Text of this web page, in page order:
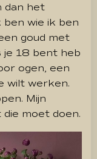
dan het
ben wie ik ben
goud met
je 18 bent heb
ogen, een
wilt werken.
Mijn
moet doen.